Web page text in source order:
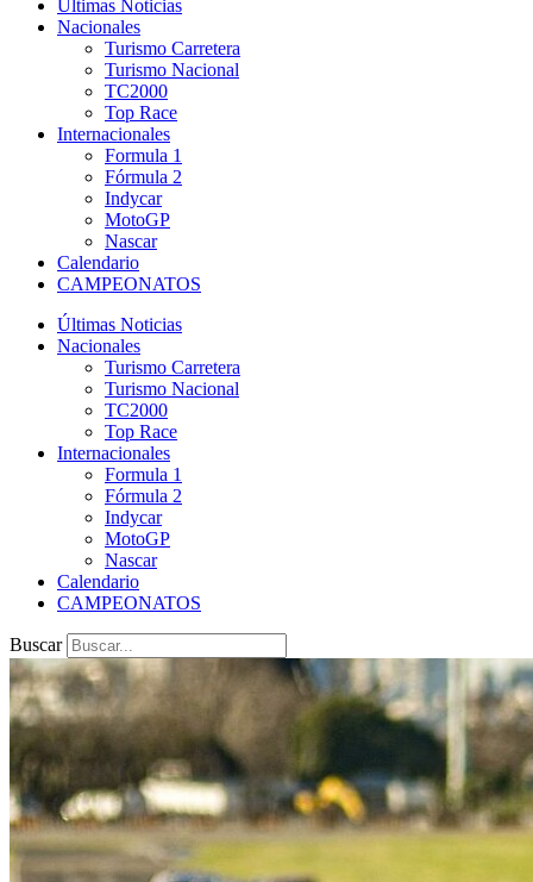
Últimas Noticias
Nacionales
Turismo Carretera
Turismo Nacional
TC2000
Top Race
Internacionales
Formula 1
Fórmula 2
Indycar
MotoGP
Nascar
Calendario
CAMPEONATOS
Últimas Noticias
Nacionales
Turismo Carretera
Turismo Nacional
TC2000
Top Race
Internacionales
Formula 1
Fórmula 2
Indycar
MotoGP
Nascar
Calendario
CAMPEONATOS
Buscar